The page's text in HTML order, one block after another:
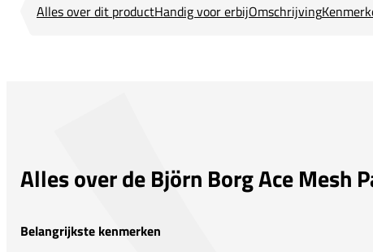
Alles over dit productHandig voor erbijOmschrijving
Alles over de Björn Borg Ace Mesh
Belangrijkste kenmerken